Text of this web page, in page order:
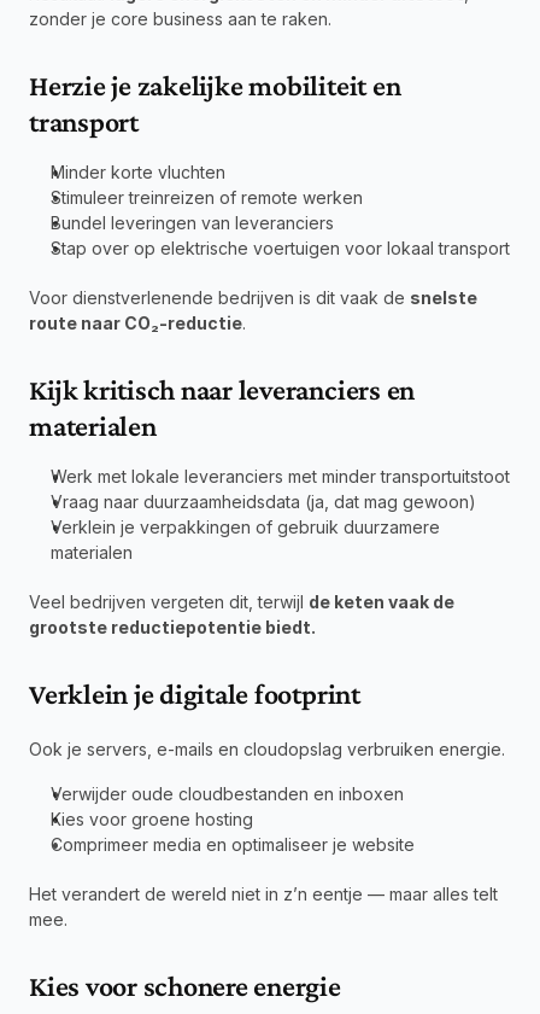
zonder je core business aan te raken.
Herzie je zakelijke mobiliteit en
transport
Minder korte vluchten
Stimuleer treinreizen of remote werken
Bundel leveringen van leveranciers
Stap over op elektrische voertuigen voor lokaal transport
Voor dienstverlenende bedrijven is dit vaak de snelste
route naar CO₂-reductie.
Kijk kritisch naar leveranciers en
materialen
Werk met lokale leveranciers met minder transportuitstoot
Vraag naar duurzaamheidsdata (ja, dat mag gewoon)
Verklein je verpakkingen of gebruik duurzamere
materialen
Veel bedrijven vergeten dit, terwijl de keten vaak de
grootste reductiepotentie biedt.
Verklein je digitale footprint
Ook je servers, e-mails en cloudopslag verbruiken energie.
Verwijder oude cloudbestanden en inboxen
Kies voor groene hosting
Comprimeer media en optimaliseer je website
Het verandert de wereld niet in z’n eentje — maar alles telt
mee.
Kies voor schonere energie